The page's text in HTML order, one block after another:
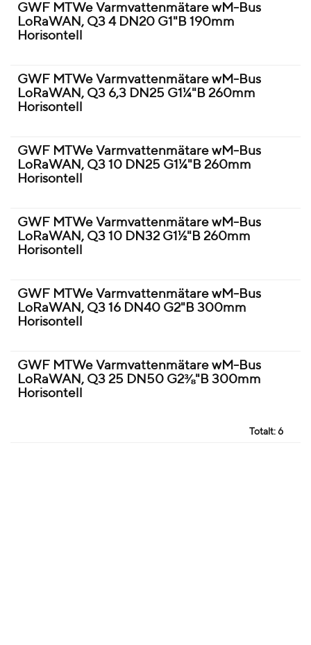
GWF MTWe Varmvattenmätare wM-Bus
LoRaWAN, Q3 4 DN20 G1"B 190mm
Horisontell
GWF MTWe Varmvattenmätare wM-Bus
LoRaWAN, Q3 6,3 DN25 G1¼"B 260mm
Horisontell
GWF MTWe Varmvattenmätare wM-Bus
LoRaWAN, Q3 10 DN25 G1¼"B 260mm
Horisontell
GWF MTWe Varmvattenmätare wM-Bus
LoRaWAN, Q3 10 DN32 G1½"B 260mm
Horisontell
GWF MTWe Varmvattenmätare wM-Bus
LoRaWAN, Q3 16 DN40 G2"B 300mm
Horisontell
GWF MTWe Varmvattenmätare wM-Bus
LoRaWAN, Q3 25 DN50 G2⅜"B 300mm
Horisontell
Totalt: 6